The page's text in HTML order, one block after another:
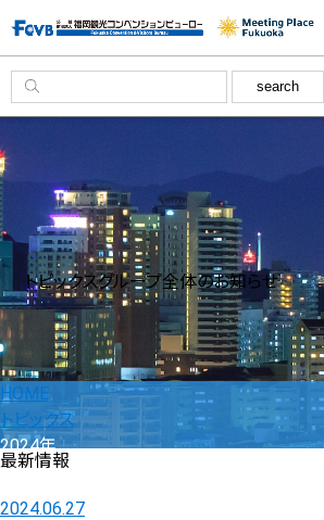
search
トピックスグループ全体のお知らせ
HOME
トピックス
2024年
最新情報
2024.06.27